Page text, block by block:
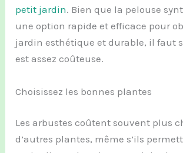
petit jardin. Bien que la pelouse
une option rapide et efficace pour
jardin esthétique et durable, il faut
est assez coûteuse.
Choisissez les bonnes plantes
Les arbustes coûtent souvent plus
d’autres plantes, même s’ils